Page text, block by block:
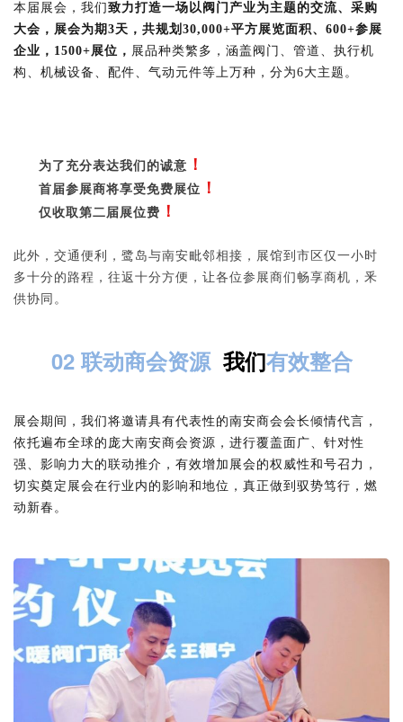
本届展会，我们 致力打造一场以阀门产业为主题的交流、采购
大会，展会为期3天，共规划30,000+平方展览面积、600+参展
企业，1500+展位， 展品种类繁多，涵盖阀门、管道、执行机
构、机械设备、配件、气动元件等上万种，分为6大主题。
为了充分表达我们的诚意 ！
首届参展商将享受免费展位 ！
仅收取第二届展位费 ！
此外，交通便利，鹭岛与南安毗邻相接，展馆到市区仅一小时
多十分的路程，往返十分方便，让各位参展商们畅享商机，釆
供协同。
02 联动商会资源 我们有效整合
展会期间，我们将邀请具有代表性的南安商会会长倾情代言，
依托遍布全球的庞大南安商会资源，进行覆盖面广、针对性
强、影响力大的联动推介，有效增加展会的权威性和号召力，
切实奠定展会在行业内的影响和地位，真正做到驭势笃行，燃
动新春。